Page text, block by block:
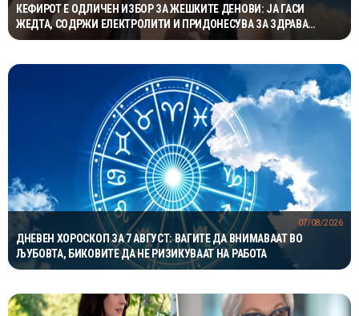
КЕФИРОТ Е ОДЛИЧЕН ИЗБОР ЗА ЖЕШКИТЕ ДЕНОВИ: ЈА ГАСИ
ЖЕДТА, СОДРЖИ ЕЛЕКТРОЛИТИ И ПРИДОНЕСУВА ЗА ЗДРАВА
ДИГЕСТИЈА
ДНЕВЕН ХОРОСКОП ЗА 7 АВГУСТ: ВАГИТЕ ДА ВНИМАВААТ ВО
ЉУБОВТА, БИКОВИТЕ ДА НЕ РИЗИКУВААТ НА РАБОТА
07/08/2026